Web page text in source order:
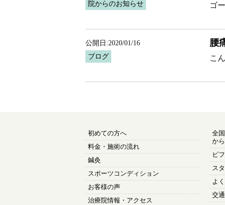
院からのお知らせ
ゴ
公開日:2020/01/16
ブログ
腰
こ
初めての方へ
料金・施術の流れ
鍼灸
スポーツコンディション
お客様の声
治療院情報・アクセス
全
か
ビ
ス
よ
交